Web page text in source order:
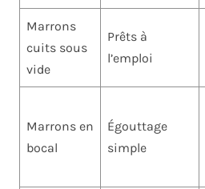
Marrons
cuits sous
vide
Prêts à
l’emploi
Marrons en
bocal
Égouttage
simple